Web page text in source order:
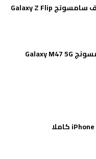
جميع مواصفات هاتف سامسونج Galaxy Z Flip
مواصفات هاتف سامسونج Galaxy M47 5G